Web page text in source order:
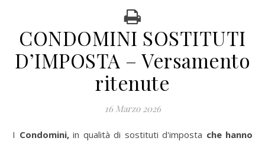
CONDOMINI SOSTITUTI
D’IMPOSTA – Versamento
ritenute
16 Marzo 2026
I Condomini,in qualità di sostituti d'imposta che hanno